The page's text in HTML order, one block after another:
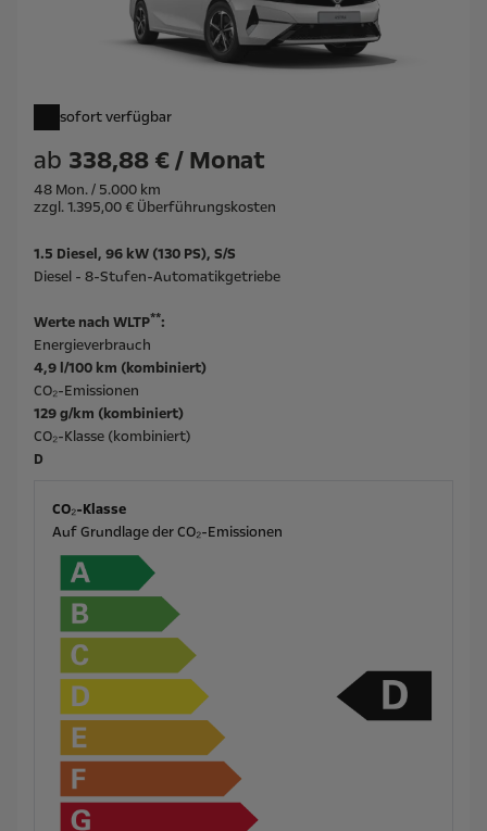
sofort verfügbar
ab 338,88 € / Monat
48 Mon. / 5.000 km
zzgl. 1.395,00 € Überführungskosten
1.5 Diesel, 96 kW (130 PS), S/S
Diesel - 8-Stufen-Automatikgetriebe
Werte nach WLTP**:
Energieverbrauch
4,9 l/100 km (kombiniert)
CO₂-Emissionen
129 g/km (kombiniert)
CO₂-Klasse (kombiniert)
D
CO₂-Klasse
Auf Grundlage der CO₂-Emissionen